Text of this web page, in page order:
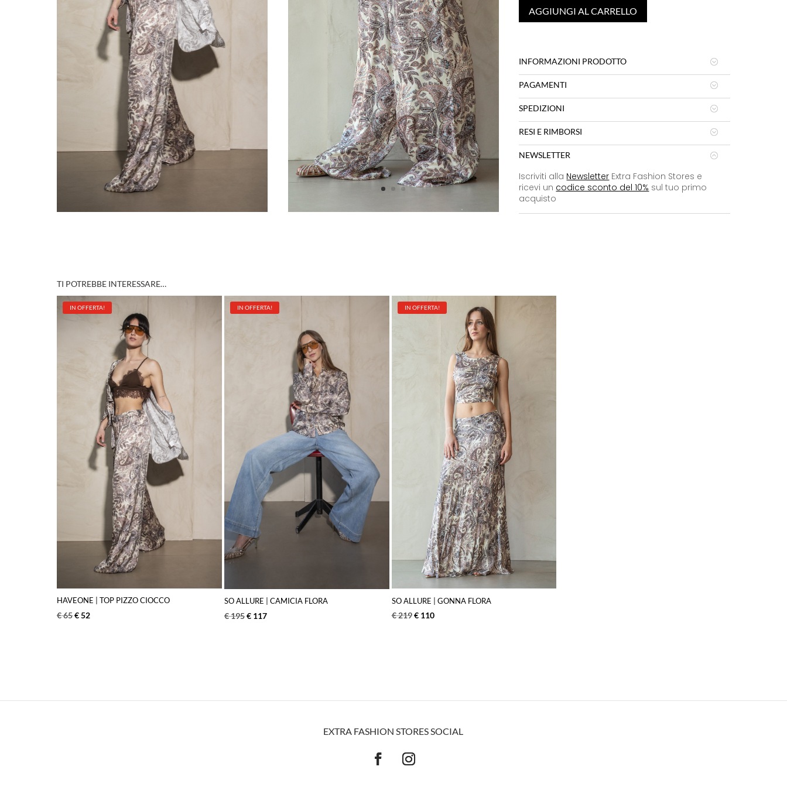
AGGIUNGI AL CARRELLO
INFORMAZIONI PRODOTTO
PAGAMENTI
SPEDIZIONI
RESI E RIMBORSI
NEWSLETTER
Iscriviti alla Newsletter Extra Fashion Stores e
ricevi un codice sconto del 10% sul tuo primo
acquisto
TI POTREBBE INTERESSARE…
IN OFFERTA!
HAVEONE | TOP PIZZO CIOCCO
€65€52
IN OFFERTA!
SO ALLURE | CAMICIA FLORA
€195€117
IN OFFERTA!
SO ALLURE | GONNA FLORA
€219 €110
EXTRA FASHION STORES SOCIAL